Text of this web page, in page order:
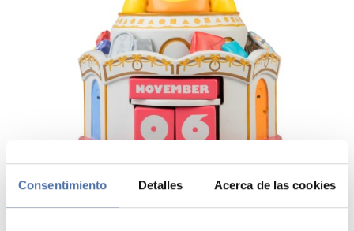
Consentimiento Detalles Acerca de las cookies